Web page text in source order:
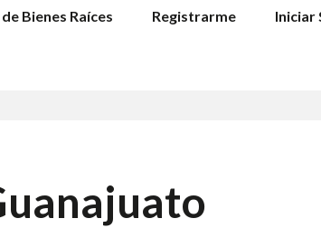
Bienes Raíces Registrarme Iniciar